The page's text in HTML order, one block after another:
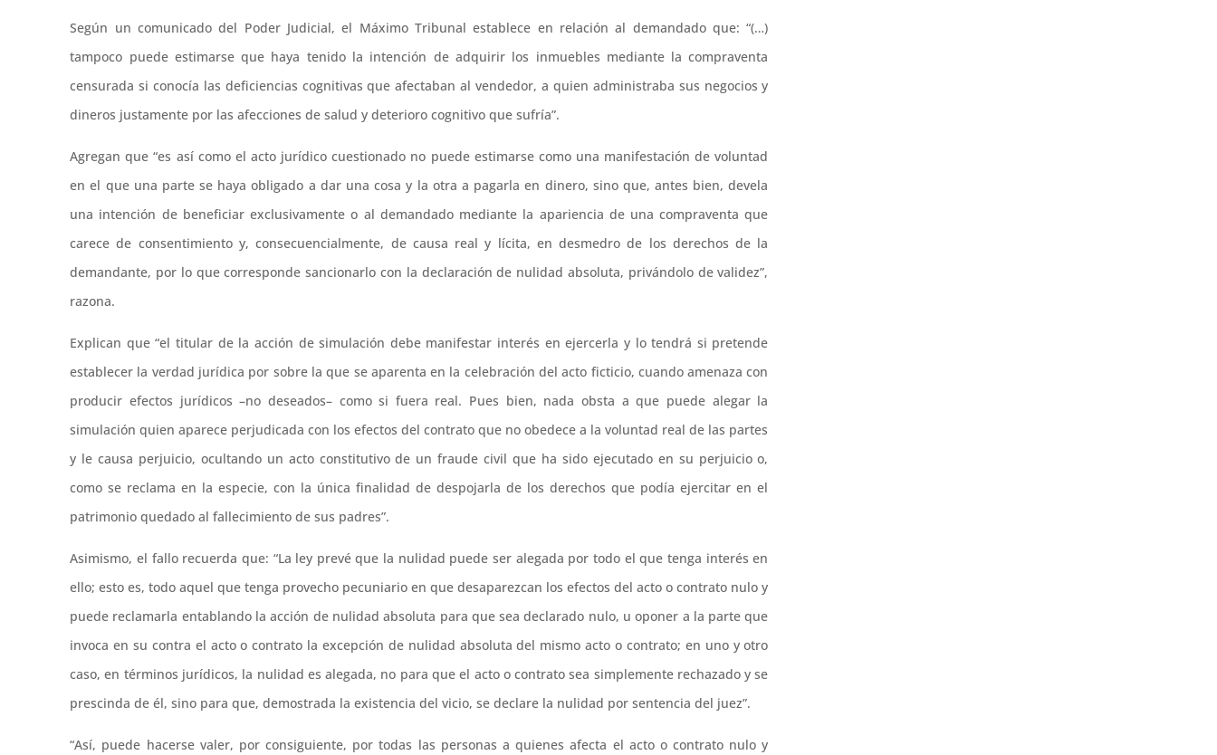
Según un comunicado del Poder Judicial, el Máximo Tribunal establece en relación al demandado que: “(…)
tampoco puede estimarse que haya tenido la intención de adquirir los inmuebles mediante la compraventa
censurada si conocía las deficiencias cognitivas que afectaban al vendedor, a quien administraba sus negocios y
dineros justamente por las afecciones de salud y deterioro cognitivo que sufría”.
Agregan que “es así como el acto jurídico cuestionado no puede estimarse como una manifestación de voluntad
en el que una parte se haya obligado a dar una cosa y la otra a pagarla en dinero, sino que, antes bien, devela
una intención de beneficiar exclusivamente o al demandado mediante la apariencia de una compraventa que
carece de consentimiento y, consecuencialmente, de causa real y lícita, en desmedro de los derechos de la
demandante, por lo que corresponde sancionarlo con la declaración de nulidad absoluta, privándolo de validez”,
razona.
Explican que “el titular de la acción de simulación debe manifestar interés en ejercerla y lo tendrá si pretende
establecer la verdad jurídica por sobre la que se aparenta en la celebración del acto ficticio, cuando amenaza con
producir efectos jurídicos –no deseados– como si fuera real. Pues bien, nada obsta a que puede alegar la
simulación quien aparece perjudicada con los efectos del contrato que no obedece a la voluntad real de las partes
y le causa perjuicio, ocultando un acto constitutivo de un fraude civil que ha sido ejecutado en su perjuicio o,
como se reclama en la especie, con la única finalidad de despojarla de los derechos que podía ejercitar en el
patrimonio quedado al fallecimiento de sus padres”.
Asimismo, el fallo recuerda que: “La ley prevé que la nulidad puede ser alegada por todo el que tenga interés en
ello; esto es, todo aquel que tenga provecho pecuniario en que desaparezcan los efectos del acto o contrato nulo y
puede reclamarla entablando la acción de nulidad absoluta para que sea declarado nulo, u oponer a la parte que
invoca en su contra el acto o contrato la excepción de nulidad absoluta del mismo acto o contrato; en uno y otro
caso, en términos jurídicos, la nulidad es alegada, no para que el acto o contrato sea simplemente rechazado y se
prescinda de él, sino para que, demostrada la existencia del vicio, se declare la nulidad por sentencia del juez”.
“Así, puede hacerse valer, por consiguiente, por todas las personas a quienes afecta el acto o contrato nulo y